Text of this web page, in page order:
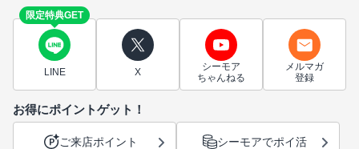
限定特典GET
LINE X
シーモア
ちゃんねる
メルマガ
登録
お得にポイントゲット！
ご来店ポイント シーモアでポイ活